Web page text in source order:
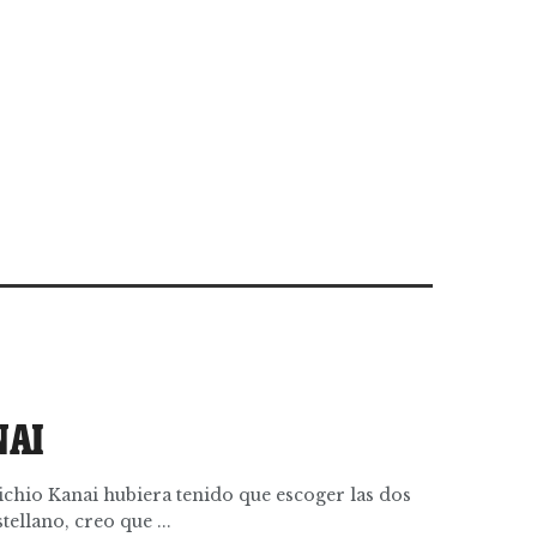
Kanai hubiera tenido que escoger las dos
creo que ...